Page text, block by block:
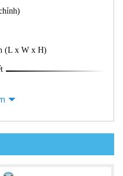
(L x W x H)